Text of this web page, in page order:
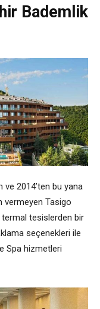
Bademlik
ve 2014’ten bu yana
vermeyen Tasigo
tesislerden bir
seçenekleri ile
Spa hizmetleri